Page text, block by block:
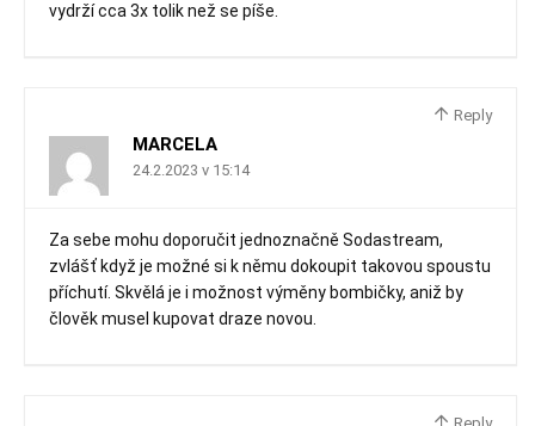
vydrží cca 3x tolik než se píše.
Reply
MARCELA
24.2.2023 v 15:14
Za sebe mohu doporučit jednoznačně Sodastream,
zvlášť když je možné si k němu dokoupit takovou spoustu
příchutí. Skvělá je i možnost výměny bombičky, aniž by
člověk musel kupovat draze novou.